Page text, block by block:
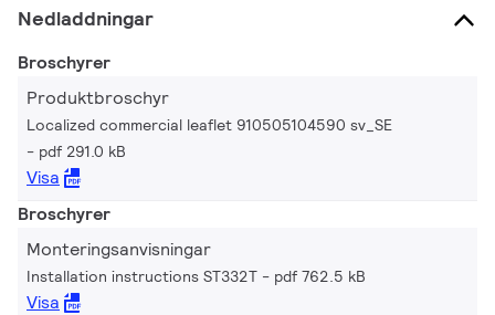
Nedladdningar
Broschyrer
Produktbroschyr
Localized commercial leaflet 910505104590 sv_SE
pdf 291.0 kB
Visa
Broschyrer
Monteringsanvisningar
Installation instructions ST332T pdf 762.5 kB
Visa